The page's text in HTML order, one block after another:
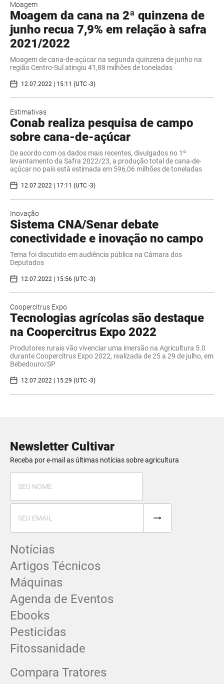
Moagem
Moagem da cana na 2ª quinzena de
junho recua 7,9% em relação à safra
2021/2022
Moagem de cana-de-açúcar na segunda quinzena de junho na
região Centro-Sul atingiu 41,88 milhões de toneladas
12.07.2022 | 15:11 (UTC -3)
Estimativas
Conab realiza pesquisa de campo
sobre cana-de-açúcar
De acordo com os dados mais recentes, divulgados no 1º
levantamento da Safra 2022/23, a produção total de cana-de-
açúcar no país está estimada em 596,06 milhões de toneladas
12.07.2022 | 17:11 (UTC -3)
Inovação
Sistema CNA/Senar debate
conectividade e inovação no campo
Tema foi discutido em audiência pública na Câmara dos
Deputados
12.07.2022 | 15:56 (UTC -3)
Coopercitrus Expo
Tecnologias agrícolas são destaque
na Coopercitrus Expo 2022
Produtores rurais vão vivenciar uma imersão na Agricultura 5.0
durante Coopercitrus Expo 2022, realizada de 25 a 29 de julho, em
Bebedouro/SP
12.07.2022 | 15:29 (UTC -3)
Newsletter Cultivar
Receba por e-mail as últimas notícias sobre agricultura
Notícias
Artigos Técnicos
Máquinas
Agenda de Eventos
Ebooks
Pesticidas
Fitossanidade
Compara Tratores